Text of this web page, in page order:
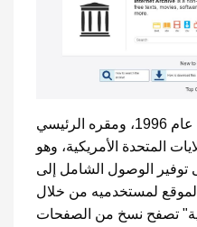
تأسس أرشيف الإنترنت في عام 1996، ومقره الرئيسي
المتحدة الأمريكية، وهو
توفير الوصول الشامل إلى
لمستخدميه من خلال
تصفح نسخ من الصفحات